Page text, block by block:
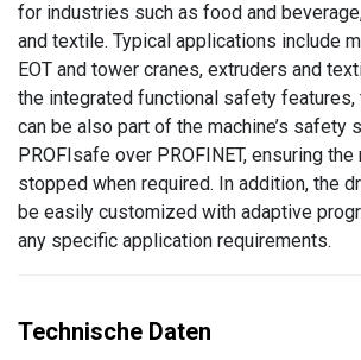
for industries such as food and
and textile. Typical applications include
EOT and tower cranes, extruders and
the integrated functional safety features,
can be also part of the machine’s safety
PROFIsafe over PROFINET, ensuring
stopped when required. In addition, the
be easily customized with adaptive
any specific application requirements.